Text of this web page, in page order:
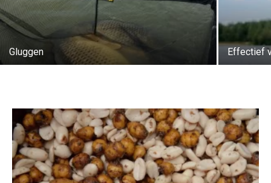
Gluggen Effectief